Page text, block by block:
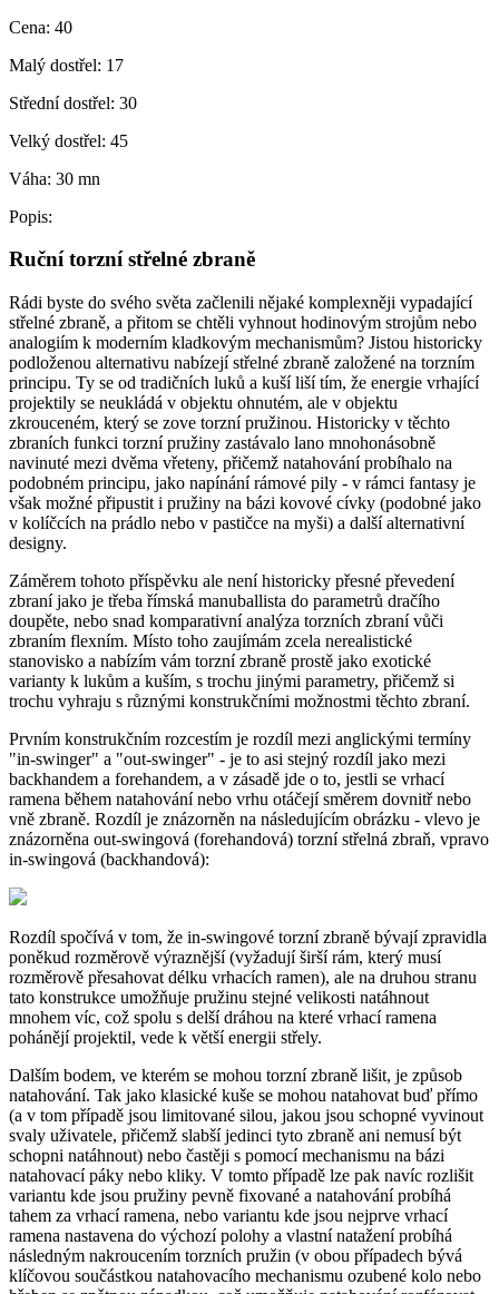
Cena: 40
Malý dostřel: 17
Střední dostřel: 30
Velký dostřel: 45
Váha: 30 mn
Popis:
Ruční torzní střelné zbraně
Rádi byste do svého světa začlenili nějaké komplexněji vypadající
střelné zbraně, a přitom se chtěli vyhnout hodinovým strojům nebo
analogiím k moderním kladkovým mechanismům? Jistou historicky
podloženou alternativu nabízejí střelné zbraně založené na torzním
principu. Ty se od tradičních luků a kuší liší tím, že energie vrhající
projektily se neukládá v objektu ohnutém, ale v objektu
zkrouceném, který se zove torzní pružinou. Historicky v těchto
zbraních funkci torzní pružiny zastávalo lano mnohonásobně
navinuté mezi dvěma vřeteny, přičemž natahování probíhalo na
podobném principu, jako napínání rámové pily - v rámci fantasy je
však možné připustit i pružiny na bázi kovové cívky (podobné jako
v kolíčcích na prádlo nebo v pastičce na myši) a další alternativní
designy.
Záměrem tohoto příspěvku ale není historicky přesné převedení
zbraní jako je třeba římská manuballista do parametrů dračího
doupěte, nebo snad komparativní analýza torzních zbraní vůči
zbraním flexním. Místo toho zaujímám zcela nerealistické
stanovisko a nabízím vám torzní zbraně prostě jako exotické
varianty k lukům a kuším, s trochu jinými parametry, přičemž si
trochu vyhraju s různými konstrukčními možnostmi těchto zbraní.
Prvním konstrukčním rozcestím je rozdíl mezi anglickými termíny
"in-swinger" a "out-swinger" - je to asi stejný rozdíl jako mezi
backhandem a forehandem, a v zásadě jde o to, jestli se vrhací
ramena během natahování nebo vrhu otáčejí směrem dovnitř nebo
vně zbraně. Rozdíl je znázorněn na následujícím obrázku - vlevo je
znázorněna out-swingová (forehandová) torzní střelná zbraň, vpravo
in-swingová (backhandová):
Rozdíl spočívá v tom, že in-swingové torzní zbraně bývají zpravidla
poněkud rozměrově výraznější (vyžadují širší rám, který musí
rozměrově přesahovat délku vrhacích ramen), ale na druhou stranu
tato konstrukce umožňuje pružinu stejné velikosti natáhnout
mnohem víc, což spolu s delší dráhou na které vrhací ramena
pohánějí projektil, vede k větší energii střely.
Dalším bodem, ve kterém se mohou torzní zbraně lišit, je způsob
natahování. Tak jako klasické kuše se mohou natahovat buď přímo
(a v tom případě jsou limitované silou, jakou jsou schopné vyvinout
svaly uživatele, přičemž slabší jedinci tyto zbraně ani nemusí být
schopni natáhnout) nebo častěji s pomocí mechanismu na bázi
natahovací páky nebo kliky. V tomto případě lze pak navíc rozlišit
variantu kde jsou pružiny pevně fixované a natahování probíhá
tahem za vrhací ramena, nebo variantu kde jsou nejprve vrhací
ramena nastavena do výchozí polohy a vlastní natažení probíhá
následným nakroucením torzních pružin (v obou případech bývá
klíčovou součástkou natahovacího mechanismu ozubené kolo nebo